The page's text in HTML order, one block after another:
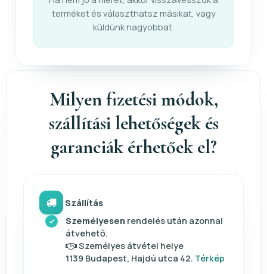
terméket és választhatsz másikat, vagy
küldünk nagyobbat.
Milyen fizetési módok,
szállítási lehetőségek és
garanciák érhetőek el?
Szállítás
Személyesen rendelés után azonnal
átvehető.
Személyes átvétel helye
1139 Budapest, Hajdú utca 42. Térkép